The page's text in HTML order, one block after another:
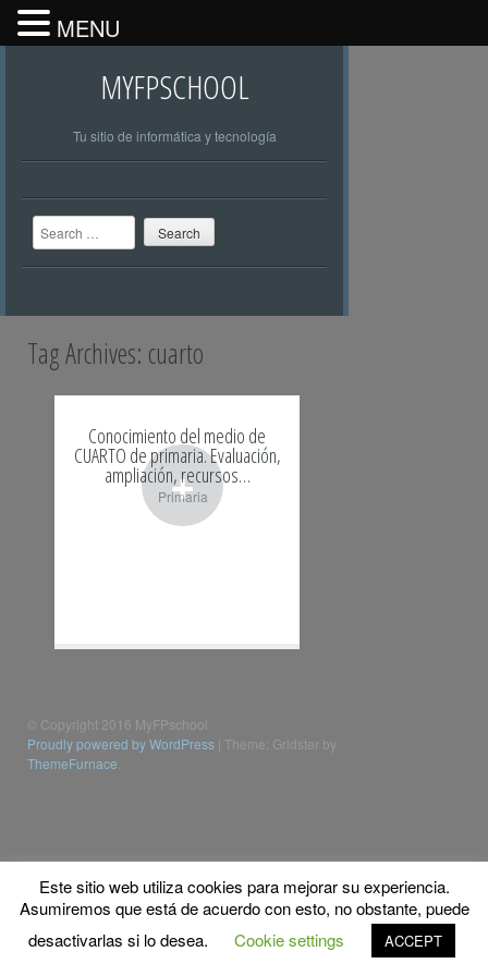
MYFPSCHOOL
Tu sitio de informática y tecnología
Search
Tag Archives: cuarto
+
Conocimiento del medio de
CUARTO de primaria. Evaluación,
ampliación, recursos…
Primaria
© Copyright 2016 MyFPschool
Proudly powered by WordPress Theme: Gridster by
ThemeFurnace
Este sitio web utiliza cookies para mejorar su experiencia.
Asumiremos que está de acuerdo con esto, no obstante, puede
desactivarlas si lo desea.
Cookie settings ACCEPT
MENU